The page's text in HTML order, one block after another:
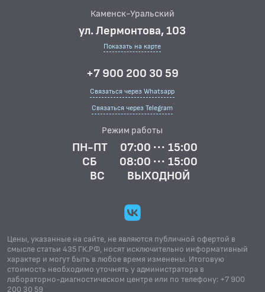
Каменск-Уральский
ул. Лермонтова, 103
Показать на карте
+7 900 200 30 59
Связаться через Whatsapp
Связаться через Telegram
Режим работы
ПН-ПТ
07:00 ··· 15:00
СБ
08:00 ··· 15:00
ВС
ВЫХОДНОЙ
Цены, указанные на сайте, не являются публичной офертой в
смысле статьи 435 ГК.РФ, носят исключительно информативный
характер и могут быть в любое время изменены. Итоговую
стоимость необходимо уточнять у администратора в
лабораторно-диагностическом центре или по телефону: +7 900
200 30 59